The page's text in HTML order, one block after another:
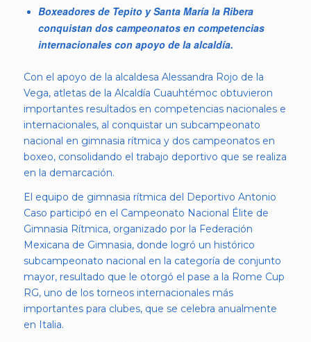
Boxeadores de Tepito y Santa María la Ribera
conquistan dos campeonatos en competencias
internacionales con apoyo de la alcaldía.
Con el apoyo de la alcaldesa Alessandra Rojo de la
Vega, atletas de la Alcaldía Cuauhtémoc obtuvieron
importantes resultados en competencias nacionales e
internacionales, al conquistar un subcampeonato
nacional en gimnasia rítmica y dos campeonatos en
boxeo, consolidando el trabajo deportivo que se realiza
en la demarcación.
El equipo de gimnasia rítmica del Deportivo Antonio
Caso participó en el Campeonato Nacional Élite de
Gimnasia Rítmica, organizado por la Federación
Mexicana de Gimnasia, donde logró un histórico
subcampeonato nacional en la categoría de conjunto
mayor, resultado que le otorgó el pase a la Rome Cup
RG, uno de los torneos internacionales más
importantes para clubes, que se celebra anualmente
en Italia.